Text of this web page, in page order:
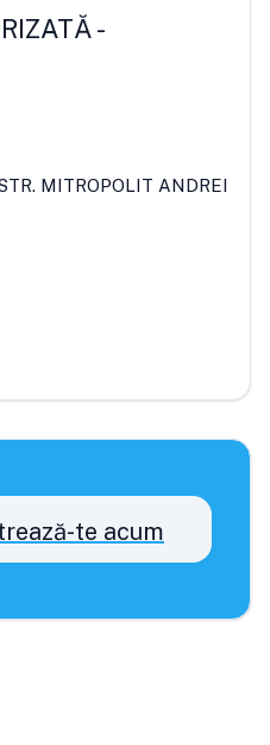
-
MITROPOLIT ANDREI
te acum